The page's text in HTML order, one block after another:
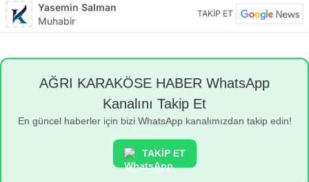
Yasemin Salman
Muhabir
TAKİP ET
AĞRI KARAKÖSE HABER WhatsApp
Kanalını Takip Et
En güncel haberler için bizi WhatsApp kanalımızdan takip edin!
TAKİP ET